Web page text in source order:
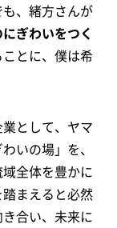
、緒方さんが
ぎわいをつく
とに、僕は希
として、ヤマ
いの場」を、
全体を豊かに
まえると必然
合い、未来に